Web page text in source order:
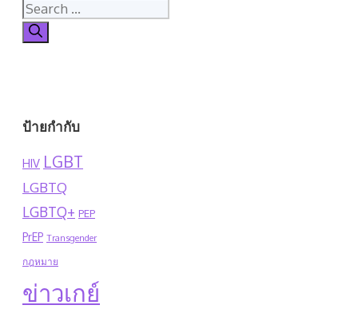
Search
for:
ป้ายกำกับ
HIV LGBT
LGBTQ
LGBTQ+ PEP
PrEP Transgender
กฎหมาย
ข่าวเกย์